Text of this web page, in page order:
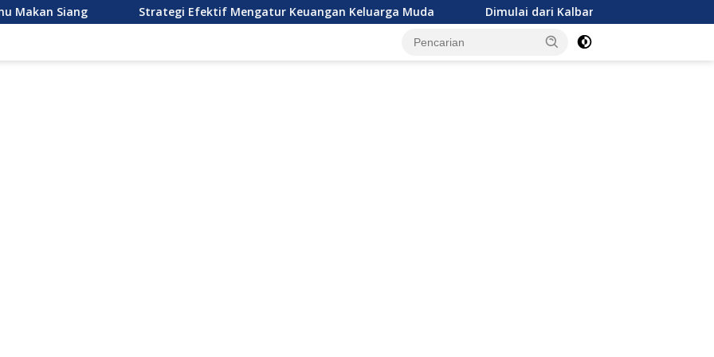
Strategi Efektif Mengatur Keuangan Keluarga Muda Dimulai dari Kalbar, 100 Kapal Senilai Rp2,2 Triliun